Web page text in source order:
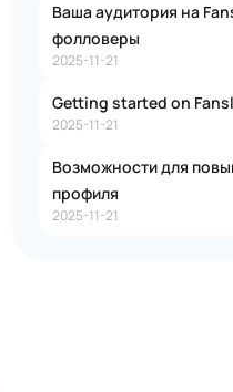
Ваша аудитория на
фолловеры
2025-11-21
Getting started on
2025-11-21
Возможности для
профиля
2025-11-21